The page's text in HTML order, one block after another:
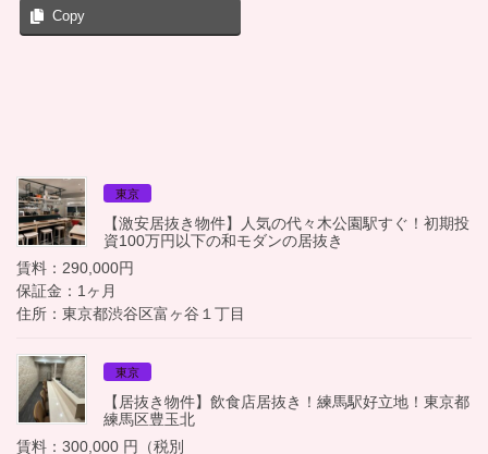
Copy
東京
【激安居抜き物件】人気の代々木公園駅すぐ！初期投
資100万円以下の和モダンの居抜き
賃料：290,000円
保証金：1ヶ月
住所：東京都渋谷区富ヶ谷１丁目
東京
【居抜き物件】飲食店居抜き！練馬駅好立地！東京都
練馬区豊玉北
賃料：300,000 円（税別